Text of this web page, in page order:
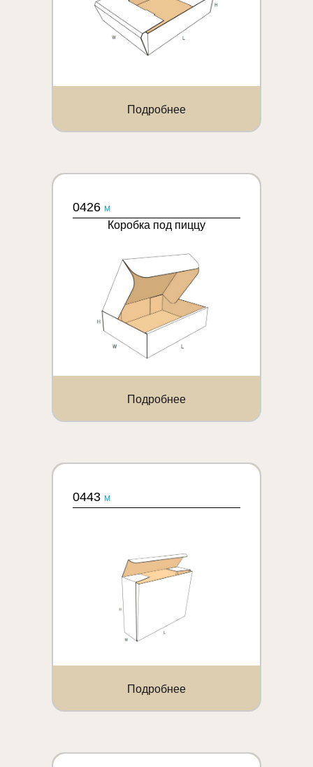
Подробнее
0426 M
Коробка под пиццу
Подробнее
0443 M
Подробнее